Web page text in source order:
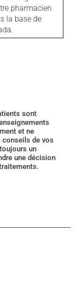
pharmacien
la base de
sont
et ne
conseils de vos
un
une décision